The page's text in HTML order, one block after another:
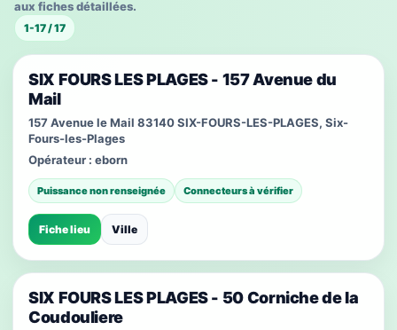
aux fiches détaillées.
1-17 / 17
SIX FOURS LES PLAGES - 157 Avenue du
Mail
157 Avenue le Mail 83140 SIX-FOURS-LES-PLAGES, Six-
Fours-les-Plages
Opérateur : eborn
Puissance non renseignée Connecteurs à vérifier
Fiche lieu Ville
SIX FOURS LES PLAGES - 50 Corniche de la
Coudouliere